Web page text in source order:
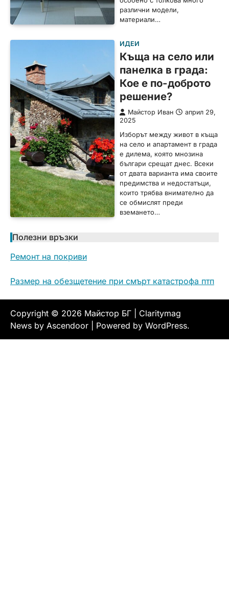
различни модели,
материали…
ИДЕИ
Къща на село или
панелка в града:
Кое е по-доброто
решение?
Майстор Иван
април 29,
2025
Изборът между живот в къща
на село и апартамент в града
е дилема, която мнозина
българи срещат днес. Всеки
от двата варианта има своите
предимства и недостатъци,
които трябва внимателно да
се обмислят преди
вземането…
Полезни връзки
Ремонт на покриви
Размер на обезщетение при смърт катастрофа птп
Copyright © 2026 Майстор БГ | Claritymag
News by Ascendoor | Powered by WordPress.